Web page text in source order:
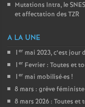
Mutations Intra, le
et affectation des TZR
A LA UNE
1 er mai 2023, c’est jour
1 er Fevrier : Toutes et
1 er mai mobilisé·es !
8 mars : grève féministe
8 mars 2026 : Toutes et